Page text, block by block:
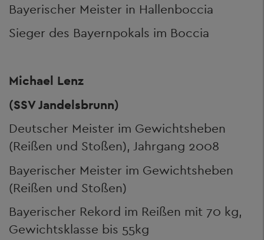
Bayerischer Meister in Hallenboccia
Sieger des Bayernpokals im Boccia
Michael Lenz
(SSV Jandelsbrunn)
Deutscher Meister im Gewichtsheben
(Reißen und Stoßen), Jahrgang 2008
Bayerischer Meister im Gewichtsheben
(Reißen und Stoßen)
Bayerischer Rekord im Reißen mit 70 kg,
Gewichtsklasse bis 55kg